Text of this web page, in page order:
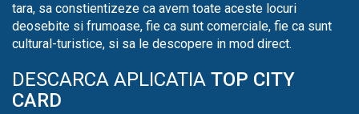
tara, sa constientizeze ca avem toate aceste locuri
deosebite si frumoase, fie ca sunt comerciale, fie ca sunt
cultural-turistice, si sa le descopere in mod direct.
DESCARCA APLICATIA TOP CITY
CARD